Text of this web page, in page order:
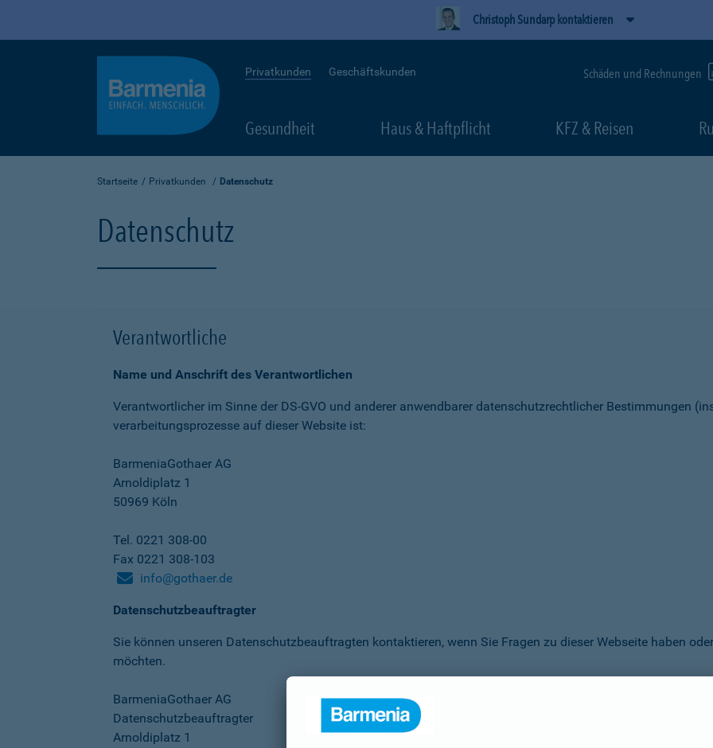
Christoph Sundarp kontaktieren
Privatkunden Geschäftskunden Schäden und Rechnungen
Gesundheit Haus & Haftpflicht KFZ & Reisen
Startseite Privatkunden Datenschutz
Datenschutz
Verantwortliche
Name und Anschrift des Verantwortlichen
Verantwortlicher im Sinne der DS-GVO und anderer anwendbarer datenschutz­rechtlicher Bestimmungen
verarbeitungs­prozesse auf dieser Website ist:
BarmeniaGothaer AG
Arnoldiplatz 1
50969 Köln
Tel. 0221 308-00
Fax 0221 308-103
info@gothaer.de
Datenschutzbeauftragter
Sie können unseren Datenschutz­beauftragten kontaktieren, wenn Sie Fragen zu dieser Webseite haben
möchten.
BarmeniaGothaer AG
Datenschutzbeauftragter
Arnoldiplatz 1